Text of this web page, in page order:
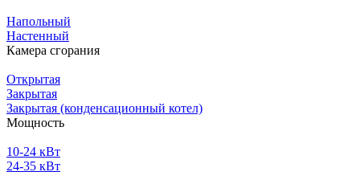
Напольный
Настенный
Камера сгорания
Открытая
Закрытая
Закрытая (конденсационный котел)
Мощность
10-24 кВт
24-35 кВт